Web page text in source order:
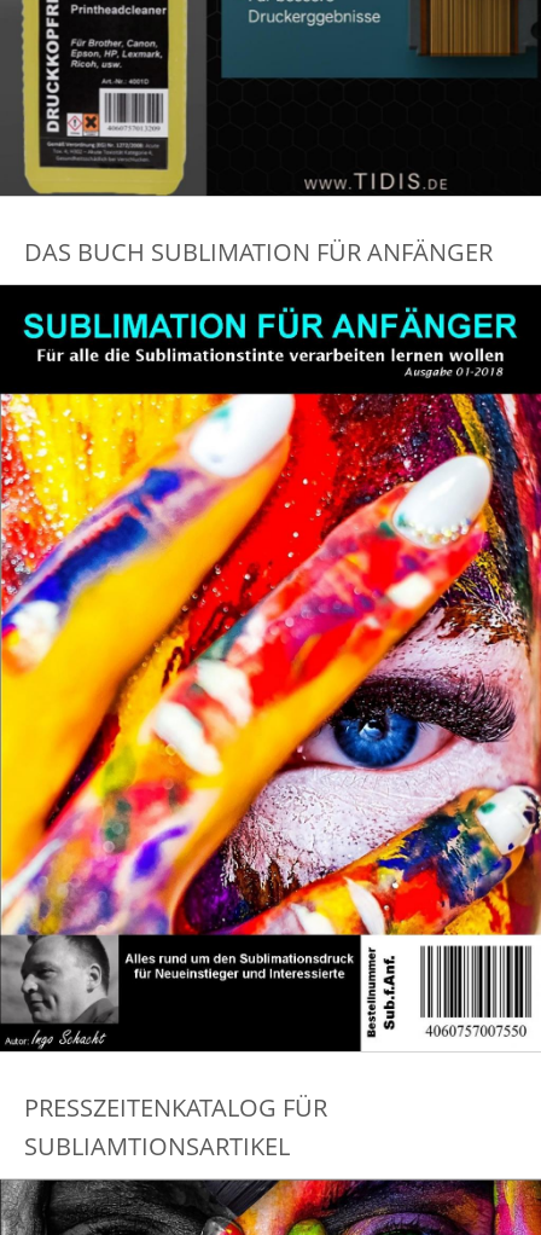
DAS BUCH SUBLIMATION FÜR ANFÄNGER
PRESSZEITENKATALOG FÜR
SUBLIAMTIONSARTIKEL